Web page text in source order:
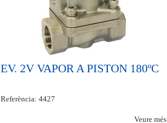
EV. 2V VAPOR A PISTON 180ºC
Referència: 4427
Veure més